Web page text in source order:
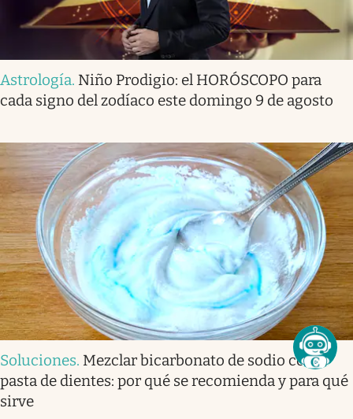
Astrología. Niño Prodigio: el HORÓSCOPO para
cada signo del zodíaco este domingo 9 de agosto
Soluciones. Mezclar bicarbonato de sodio con
pasta de dientes: por qué se recomienda y para qué
sirve